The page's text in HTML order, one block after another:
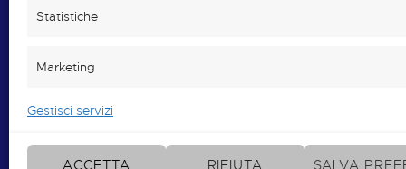
Statistiche
Marketing
Gestisci servizi
ACCETTA RIFIUTA SALVA